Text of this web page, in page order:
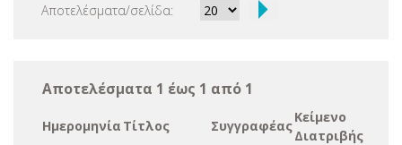
Αποτελέσματα/σελίδα:
Αποτελέσματα 1 έως 1 από 1
Ημερομηνία Τίτλος Συγγραφέας
Κείμενο
Διατριβής